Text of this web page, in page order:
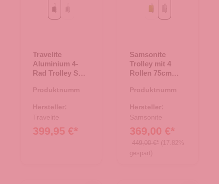
schwarzsilber
Travelite
Aluminium 4-
Rad Trolley S
schwarz
Produktnummer:
Hersteller:
Travelite
399,95 €*
liime silver
Samsonite
Trolley mit 4
Rollen 75cm
Produktnummer:
Hersteller:
Samsonite
369,00 €*
449,00 €* (17.82%
gespart)